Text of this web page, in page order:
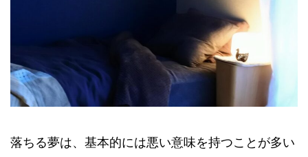
落ちる夢は、基本的には悪い意味を持つことが多い